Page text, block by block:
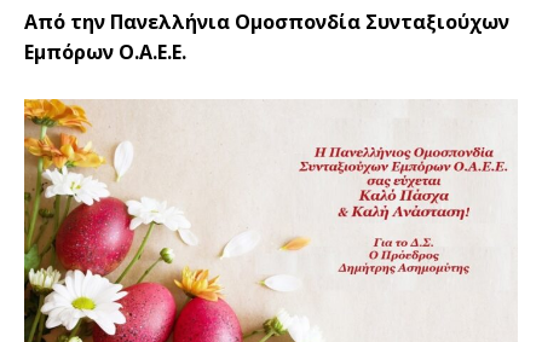
Από την Πανελλήνια Ομοσπονδία Συνταξιούχων
Εμπόρων Ο.Α.Ε.Ε.